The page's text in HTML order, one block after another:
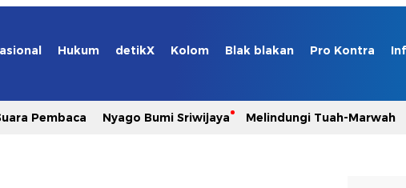
Hukum detikX Kolom Blak blakan Pro Kontra
Pembaca Nyago Bumi Sriwijaya Melindungi Tuah-Marwah